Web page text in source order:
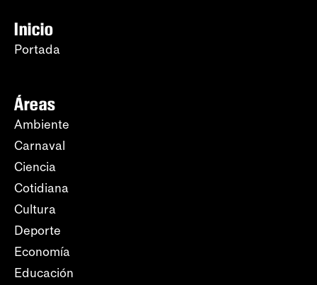
Inicio
Portada
Áreas
Ambiente
Carnaval
Ciencia
Cotidiana
Cultura
Deporte
Economía
Educación